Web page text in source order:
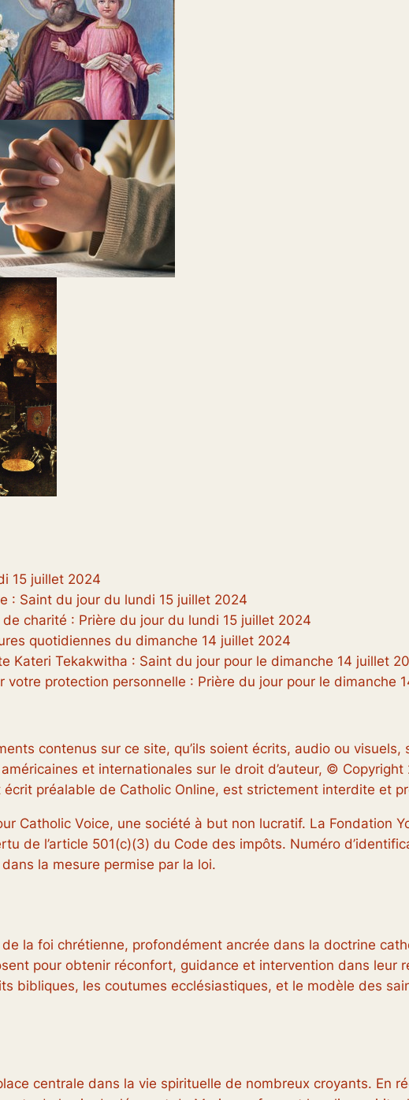
15 juillet 2024
: Saint du jour du lundi 15 juillet 2024
de charité : Prière du jour du lundi 15 juillet 2024
quotidiennes du dimanche 14 juillet 2024
Kateri Tekakwitha : Saint du jour pour le dimanche 14 juillet
votre protection personnelle : Prière du jour pour le dimanche
contenus sur ce site, qu’ils soient écrits, audio ou visuels,
et internationales sur le droit d’auteur, ©
préalable de Catholic Online, est strictement interdite et
Catholic Voice, une société à but non lucratif. La Fondation
de l’article 501(c)(3) du Code des impôts. Numéro
la mesure permise par la loi.
la foi chrétienne, profondément ancrée dans la doctrine
pour obtenir réconfort, guidance et intervention dans leur
bibliques, les coutumes ecclésiastiques, et le modèle des
centrale dans la vie spirituelle de nombreux croyants. En